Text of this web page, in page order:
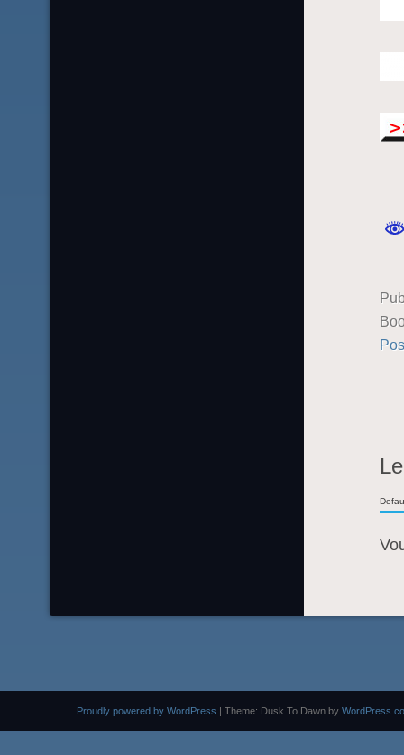
Proudly powered by WordPress Theme: Dusk To Dawn by